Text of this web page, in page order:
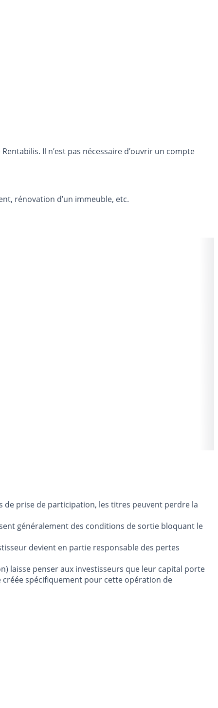
Il n’est pas nécessaire d’ouvrir un compte
rénovation d’un immeuble, etc.
de prise de participation, les titres peuvent perdre la
généralement des conditions de sortie bloquant le
devient en partie responsable des pertes
laisse penser aux investisseurs que leur capital porte
spécifiquement pour cette opération de